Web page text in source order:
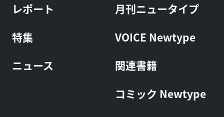
レポート
特集
ニュース
月刊ニュータイプ
VOICE Newtype
関連書籍
コミック Newtype